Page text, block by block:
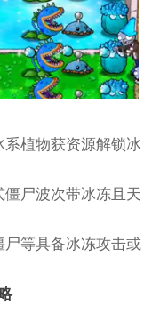
植物获资源解锁冰
尸波次带冰冻且天
等具备冰冻攻击或